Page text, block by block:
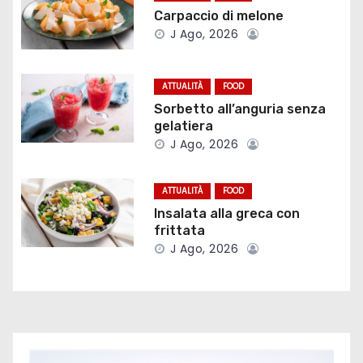
a
z
i
o
n
e
a
r
c
Carpaccio di melone
J Ago, 2026
ATTUALITÀ FOOD
Sorbetto all’anguria senza
gelatiera
J Ago, 2026
ATTUALITÀ FOOD
Insalata alla greca con
frittata
J Ago, 2026